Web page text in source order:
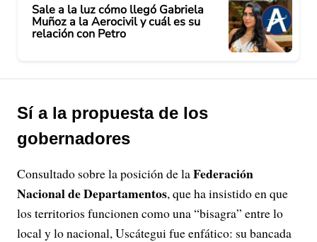
Sale a la luz cómo llegó Gabriela
Muñoz a la Aerocivil y cuál es su
relación con Petro
Sí a la propuesta de los
gobernadores
Consultado sobre la posición de laFederación
Nacional de Departamentos, que ha insistido en que
los territorios funcionen como una “bisagra” entre lo
local y lo nacional, Uscátegui fue enfático: su bancada